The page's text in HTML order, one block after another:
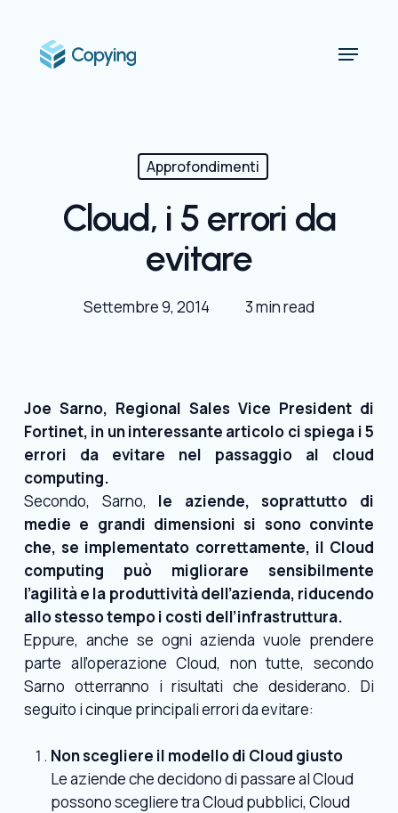
Menu
Approfondimenti
Cloud, i 5 errori da
evitare
Settembre 9, 2014 3 min read
Joe Sarno, Regional Sales Vice President di
Fortinet, in un interessante articolo ci spiega i 5
errori da evitare nel passaggio al cloud
computing.
Secondo, Sarno, le aziende, soprattutto di
medie e grandi dimensioni si sono convinte
che, se implementato correttamente, il Cloud
computing può migliorare sensibilmente
l’agilità e la produttività dell’azienda, riducendo
allo stesso tempo i costi dell’infrastruttura.
Eppure, anche se ogni azienda vuole prendere
parte all’operazione Cloud, non tutte, secondo
Sarno otterranno i risultati che desiderano. Di
seguito i cinque principali errori da evitare:
Non scegliere il modello di Cloud giusto
Le aziende che decidono di passare al Cloud
possono scegliere tra Cloud pubblici, Cloud